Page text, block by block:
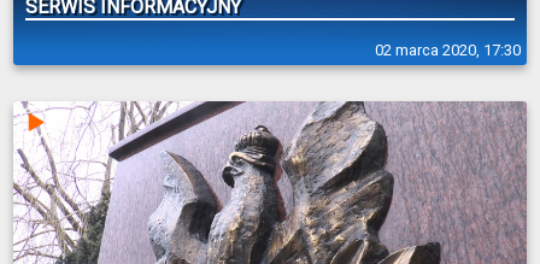
02 marca 2020, 17:30
SERWIS INFORMACYJNY